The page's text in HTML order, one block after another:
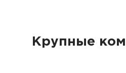
Крупные